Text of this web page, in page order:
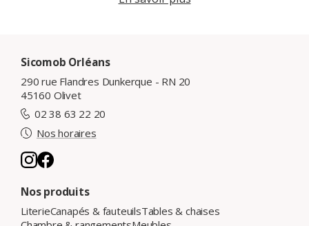
Sicomob Orléans
290 rue Flandres Dunkerque - RN 20
45160 Olivet
02 38 63 22 20
Nos horaires
Nos produits
LiterieCanapés & fauteuilsTables & chaises